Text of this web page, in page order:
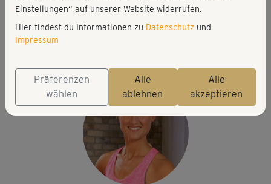
154 kcal
Daniela Adler
Matte, Babytrage, Stuhl zur Stabilisierung (optional), 2
Einstellungen“ auf unserer Website widerrufen.
Hier findest du Informationen zu Datenschutz und
Impressum
Präferenzen
wählen
Alle
ablehnen
Alle
akzeptieren